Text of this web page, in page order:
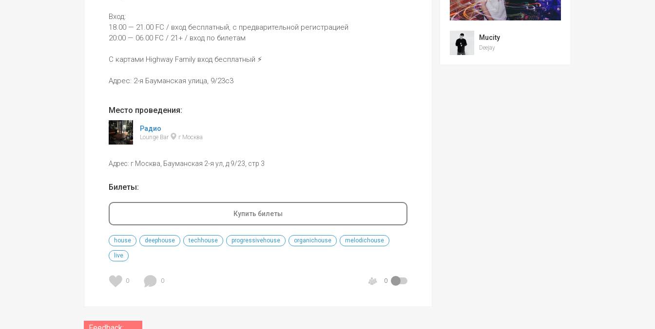
Вход:
18.00 — 21.00 FC / вход бесплатный, с предварительной регистрацией
20:00 — 06.00 FC / 21+ / вход по билетам
С картами Highway Family вход бесплатный ⚡️
Адрес: 2-я Бауманская улица, 9/23с3
Место проведения:
Радио
Lounge Bar г Москва
Адрес: г Москва, Бауманская 2-я ул, д 9/23, стр 3
Билеты:
Купить билеты
house deephouse techhouse progressivehouse organichouse melodichouse
live
0 0 0
Mucity
Deejay